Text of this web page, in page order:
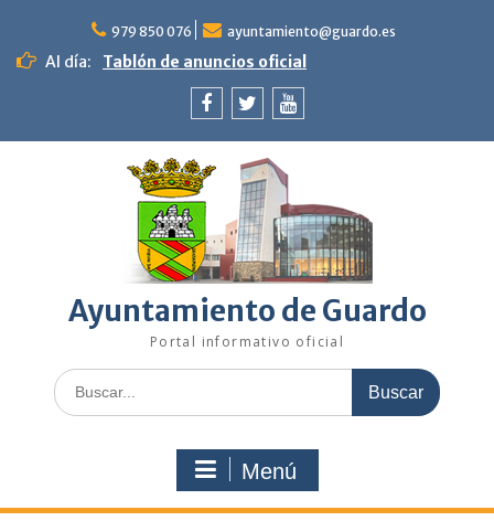
contenido
979 850 076 ayuntamiento@guardo.es
Al día: Tablón de anuncios oficial
Ayuntamiento de Guardo
Portal informativo oficial
Buscar:
Menú